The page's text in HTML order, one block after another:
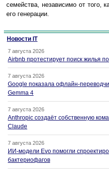
семейства, независимо от того,
его генерации.
Новости IT
7 августа 2026
Airbnb протестирует поиск жилья
7 августа 2026
Google показала офлайн-
Gemma 4
7 августа 2026
Anthropic создаёт собственную
Claude
7 августа 2026
ИИ-модели Evo помогли
бактериофагов